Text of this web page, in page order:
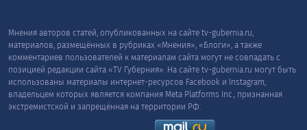
Мнения авторов статей, опубликованных на сайте tv-gubernia.ru,
материалов, размещённых в рубриках «Мнения», «Блоги», а также
комментариев пользователей к материалам сайта могут не совпадать с
позицией редакции сайта «TV Губерния». На сайте tv-gubernia.ru могут быть
использованы материалы интернет-ресурсов Facebook и Instagram,
владельцем которых является компания Meta Platforms Inc., признанная
экстремистской и запрещённая на территории РФ.